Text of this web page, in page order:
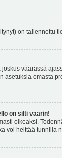
on tallennettu
väärässä
asetuksia omasta
on silti väärin!
oikeaksi.
voi heittää tunnilla